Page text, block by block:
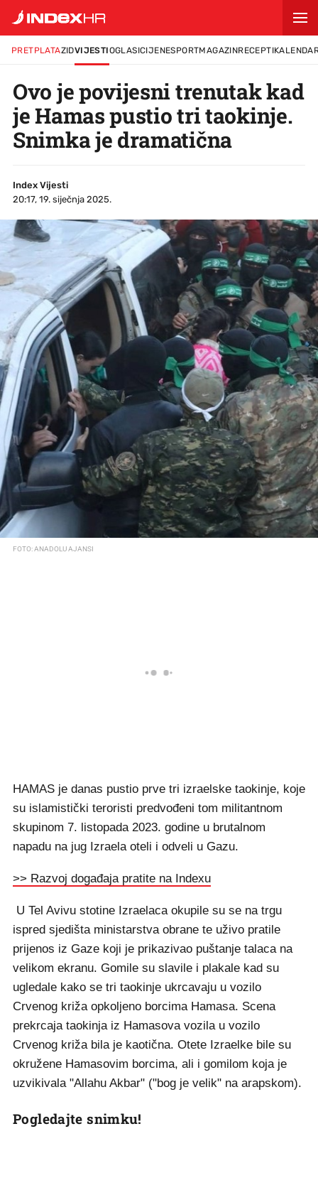
PRETPLATAZIDVIJESTIOGLASICIJENESPORTMAGAZINRECEPTI
Ovo je povijesni trenutak kad
je Hamas pustio tri taokinje.
Snimka je dramatična
Index Vijesti
20:17, 19. siječnja 2025.
FOTO: ANADOLU AJANSI
HAMAS je danas pustio prve tri izraelske taokinje, koje
su islamistički teroristi predvođeni tom militantnom
skupinom 7. listopada 2023. godine u brutalnom
napadu na jug Izraela oteli i odveli u Gazu.
>> Razvoj događaja pratite na Indexu
U Tel Avivu stotine Izraelaca okupile su se na trgu
ispred sjedišta ministarstva obrane te uživo pratile
prijenos iz Gaze koji je prikazivao puštanje talaca na
velikom ekranu. Gomile su slavile i plakale kad su
ugledale kako se tri taokinje ukrcavaju u vozilo
Crvenog križa opkoljeno borcima Hamasa. Scena
prekrcaja taokinja iz Hamasova vozila u vozilo
Crvenog križa bila je kaotična. Otete Izraelke bile su
okružene Hamasovim borcima, ali i gomilom koja je
uzvikivala "Allahu Akbar" ("bog je velik" na arapskom).
Pogledajte snimku!